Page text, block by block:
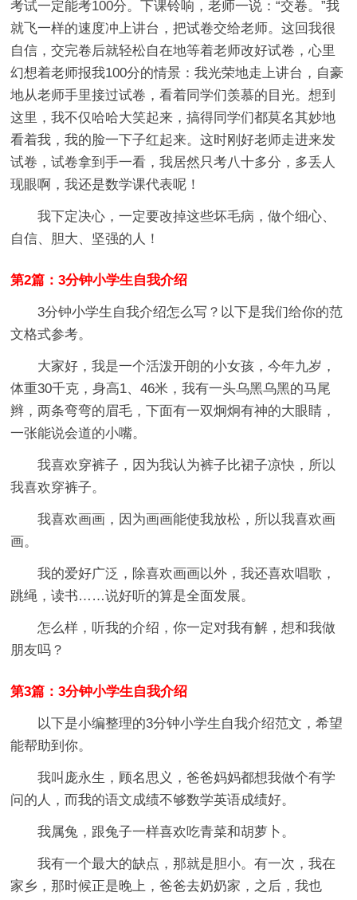
考试一定能考100分。下课铃响，老师一说：“交卷。”我
就飞一样的速度冲上讲台，把试卷交给老师。这回我很
自信，交完卷后就轻松自在地等着老师改好试卷，心里
幻想着老师报我100分的情景：我光荣地走上讲台，自豪
地从老师手里接过试卷，看着同学们羡慕的目光。想到
这里，我不仅哈哈大笑起来，搞得同学们都莫名其妙地
看着我，我的脸一下子红起来。这时刚好老师走进来发
试卷，试卷拿到手一看，我居然只考八十多分，多丢人
现眼啊，我还是数学课代表呢！
我下定决心，一定要改掉这些坏毛病，做个细心、
自信、胆大、坚强的人！
第2篇：3分钟小学生自我介绍
3分钟小学生自我介绍怎么写？以下是我们给你的范
文格式参考。
大家好，我是一个活泼开朗的小女孩，今年九岁，
体重30千克，身高1、46米，我有一头乌黑乌黑的马尾
辫，两条弯弯的眉毛，下面有一双炯炯有神的大眼睛，
一张能说会道的小嘴。
我喜欢穿裤子，因为我认为裤子比裙子凉快，所以
我喜欢穿裤子。
我喜欢画画，因为画画能使我放松，所以我喜欢画
画。
我的爱好广泛，除喜欢画画以外，我还喜欢唱歌，
跳绳，读书……说好听的算是全面发展。
怎么样，听我的介绍，你一定对我有解，想和我做
朋友吗？
第3篇：3分钟小学生自我介绍
以下是小编整理的3分钟小学生自我介绍范文，希望
能帮助到你。
我叫庞永生，顾名思义，爸爸妈妈都想我做个有学
问的人，而我的语文成绩不够数学英语成绩好。
我属兔，跟兔子一样喜欢吃青菜和胡萝卜。
我有一个最大的缺点，那就是胆小。有一次，我在
家乡，那时候正是晚上，爸爸去奶奶家，之后，我也